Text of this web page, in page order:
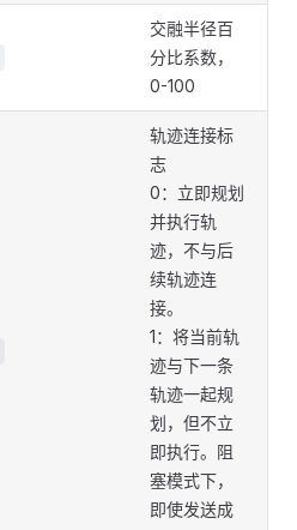
交融半径百
分比系数，
0-100
轨迹连接标
志
0：立即规划
并执行轨
迹，不与后
续轨迹连
接。
1：将当前轨
迹与下一条
轨迹一起规
划，但不立
即执行。阻
塞模式下，
即使发送成